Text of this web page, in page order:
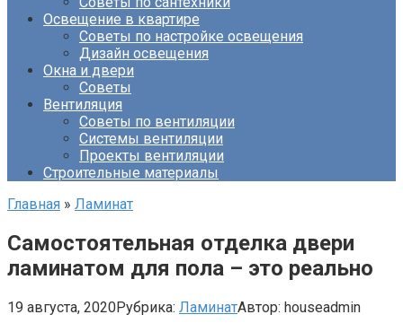
Освещение в квартире
Советы по настройке освещения
Дизайн освещения
Окна и двери
Советы
Вентиляция
Советы по вентиляции
Системы вентиляции
Проекты вентиляции
Строительные материалы
Главная » Ламинат
Самостоятельная отделка двери
ламинатом для пола – это реально
19 августа, 2020Рубрика: ЛаминатАвтор: houseadmin